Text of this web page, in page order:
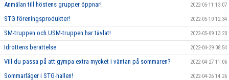
Anmälan till höstens grupper öppnar! 2022-05-11 13:07
STG föreningsprodukter! 2022-05-10 12:34
SM-truppen och USM-truppen har tävlat! 2022-05-09 13:20
Idrottens berättelse 2022-04-29 08:54
Vill du passa på att gympa extra mycket i väntan på sommaren? 2022-04-27 11:06
Sommarläger i STG-hallen! 2022-04-26 14:26